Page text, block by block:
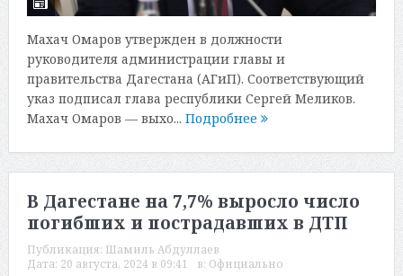
Махач Омаров утвержден в должности
руководителя администрации главы и
правительства Дагестана (АГиП). Соответствующий
указ подписал глава республики Сергей Меликов.
Махач Омаров — выхо... Подробнее
В Дагестане на 7,7% выросло число
погибших и пострадавших в ДТП
Публикация: Шамиль Абдуллаев
Дата: 20 августа, 2024 в 09:41 в: Официально